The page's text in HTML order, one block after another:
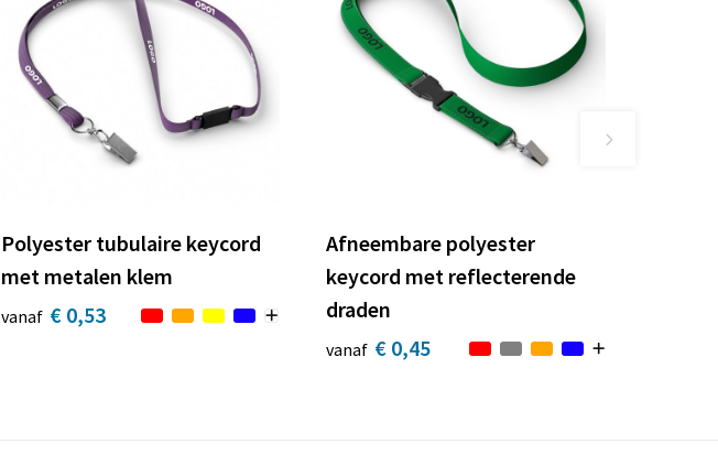
Polyester tubulaire keycord
met metalen klem
vanaf € 0,53
Afneembare polyester
keycord met reflecterende
draden
vanaf € 0,45